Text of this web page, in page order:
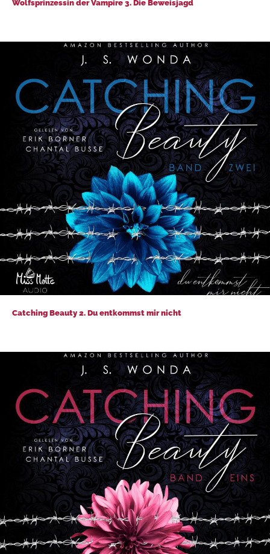
Wolfsprinzessin der Vampire 3. Die Beweisjagd
Wolfsprinzessin der Vampire 3. Die Beweisjagd
Catching Beauty 2. Du entkommst mir nicht
Catching Beauty 2. Du entkommst mir nicht